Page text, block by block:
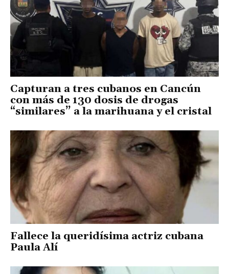
Capturan a tres cubanos en Cancún
con más de 130 dosis de drogas
“similares” a la marihuana y el cristal
Fallece la queridísima actriz cubana
Paula Alí